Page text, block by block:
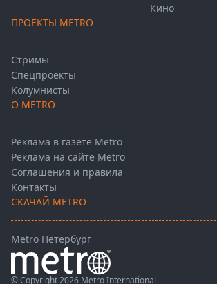
Кино
ПРОЕКТЫ METRO
Стримы
Спецпроекты
Колумнисты
О METRO
Реклама в газете Metro
Реклама на сайте Metro
Соглашения и правила
Контакты
СКАЧАЙ METRO
Metro Петербург
© Copyright 2026 Metro International